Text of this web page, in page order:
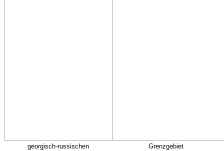
georgisch-russischen Grenzgebiet